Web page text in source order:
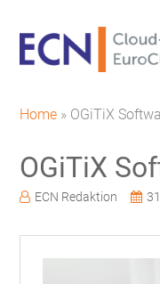
Home » OGiTiX
OGiTiX
ECN Redaktion